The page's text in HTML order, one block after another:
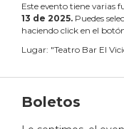
Este evento tiene varias
13 de 2025. Puedes
haciendo click en el
Lugar: "Teatro Bar El
Boletos